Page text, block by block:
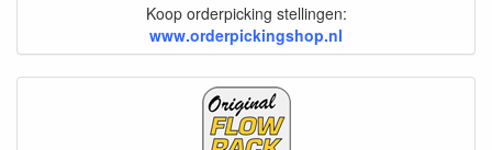
Koop orderpicking stellingen:
www.orderpickingshop.nl